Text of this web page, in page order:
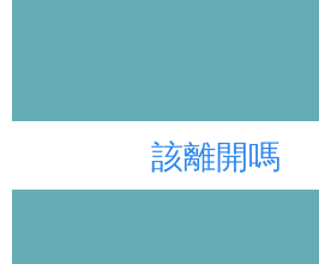
該離開嗎